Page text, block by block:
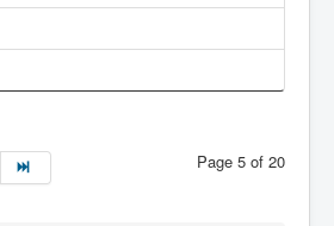
Page 5 of 20